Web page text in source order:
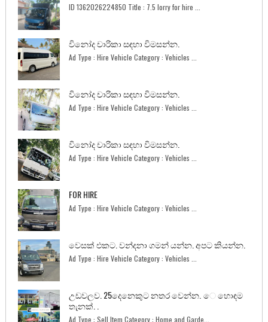
ID 1362026224850 Title : 7.5 lorry for hire ...
විනෝද චාරිකා සඳහා විමසන්න.
Ad Type : Hire Vehicle Category : Vehicles ...
විනෝද චාරිකා සඳහා විමසන්න.
Ad Type : Hire Vehicle Category : Vehicles ...
විනෝද චාරිකා සඳහා විමසන්න.
Ad Type : Hire Vehicle Category : Vehicles ...
FOR HIRE
Ad Type : Hire Vehicle Category : Vehicles ...
වෙසක් එකට. වන්දනා ගමන් යන්න. අපට කියන්න.
Ad Type : Hire Vehicle Category : Vehicles ...
උඩවලව. 25දෙනෙකුට නතර වෙන්න. ෙ හොඳම
තැනක්. .
Ad Type : Sell Item Category : Home and Garde...